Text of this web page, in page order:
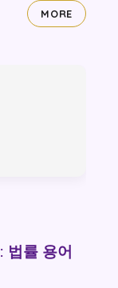
MORE
법률 용어